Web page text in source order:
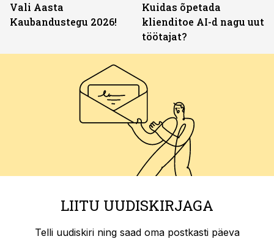
Vali Aasta
Kaubandustegu 2026!
Kuidas õpetada
klienditoe AI-d nagu uut
töötajat?
LIITU UUDISKIRJAGA
Telli uudiskiri ning saad oma postkasti päeva